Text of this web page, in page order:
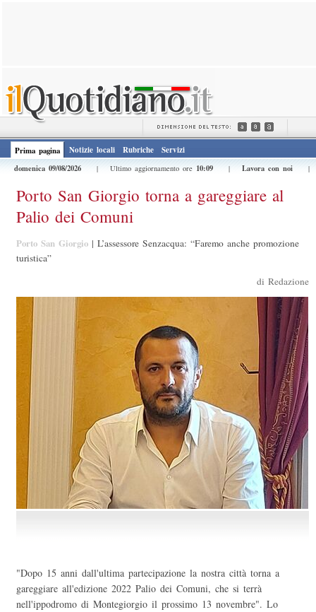
Prima pagina Notizie locali Rubriche
Servizi
domenica 09/08/2026
| Ultimo aggiornamento ore 10:09 | Lavora con noi
Porto San Giorgio torna a gareggiare al
Palio dei Comuni
Porto San Giorgio | L’assessore Senzacqua: “Faremo anche promozione
turistica”
di Redazione
"Dopo 15 anni dall'ultima partecipazione la nostra città torna a
gareggiare all'edizione 2022 Palio dei Comuni, che si terrà
nell'ippodromo di Montegiorgio il prossimo 13 novembre". Lo